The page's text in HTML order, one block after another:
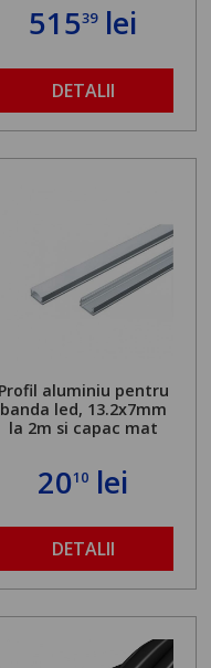
51539lei
DETALII
Profil aluminiu pentru
banda led, 13.2x7mm
la 2m si capac mat
2010 lei
DETALII